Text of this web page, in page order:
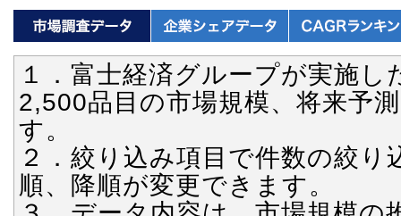
１．富士経済グループが実施し
2,500品目の市場規模、将来予
す。
２．絞り込み項目で件数の絞
順、降順が変更できます。